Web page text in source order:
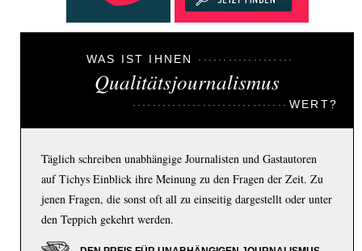
WAS IST IHNEN
Qualitätsjournalismus
WERT?
Täglich schreiben unabhängige Journalisten und Gastautoren
auf Tichys Einblick ihre Meinung zu den Fragen der Zeit. Zu
jenen Fragen, die sonst oft all zu einseitig dargestellt oder unter
den Teppich gekehrt werden.